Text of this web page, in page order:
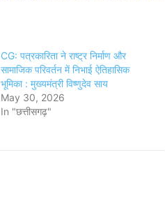
CG: पत्रकारिता ने राष्ट्र निर्माण और
सामाजिक परिवर्तन में निभाई ऐतिहासिक
भूमिका : मुख्यमंत्री विष्णुदेव साय
May 30, 2026
In "छत्तीसगढ़"